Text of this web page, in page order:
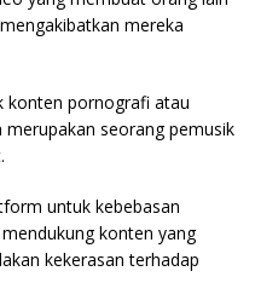
mereka
konten pornografi atau
merupakan seorang pemusik
untuk kebebasan
konten yang
kekerasan terhadap